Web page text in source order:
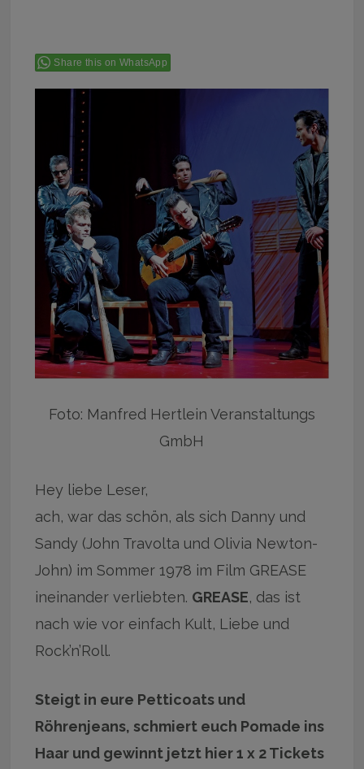
Share this on WhatsApp
Foto: Manfred Hertlein Veranstaltungs
GmbH
Hey liebe Leser,
ach, war das schön, als sich Danny und
Sandy (John Travolta und Olivia Newton-
John) im Sommer 1978 im Film GREASE
ineinander verliebten. GREASE, das ist
nach wie vor einfach Kult, Liebe und
Rock’n’Roll.
Steigt in eure Petticoats und
Röhrenjeans, schmiert euch Pomade ins
Haar und gewinnt jetzt hier 1 x 2 Tickets